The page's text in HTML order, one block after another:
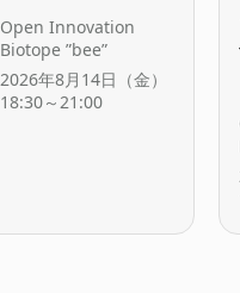
Open Innovation
Biotope ”bee”
2026年8月14日（金）
18:30～21:00